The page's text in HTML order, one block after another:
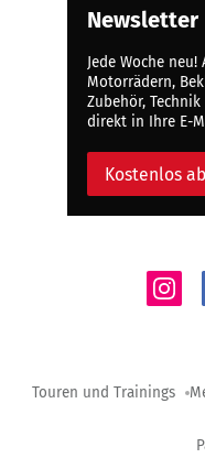
Newsletter
Jede Woche neu!
Motorrädern,
Zubehör,
direkt in Ihre E-
Kostenlos
Touren und Trainings